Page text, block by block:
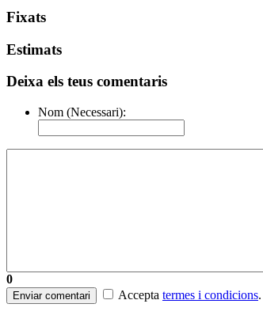
Fixats
Estimats
Deixa els teus comentaris
Nom (Necessari):
0
Enviar comentari Accepta termes i condicions.